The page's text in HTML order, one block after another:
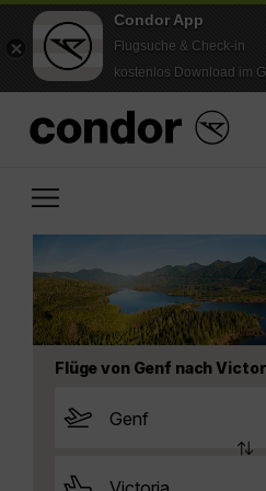
Condor App
Flugsuche & Check-in
kostenlos Download im
Flüge von Genf nach